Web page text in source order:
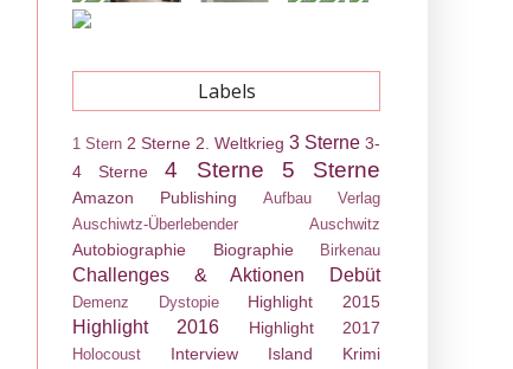
Labels
1 Stern 2 Sterne 2. Weltkrieg 3 Sterne 3-
4 Sterne
4 Sterne 5 Sterne
Amazon Publishing
Aufbau Verlag
Auschiwtz-Überlebender
Auschwitz
Autobiographie Biographie Birkenau
Challenges & Aktionen Debüt
Demenz Dystopie Highlight 2015
Highlight 2016 Highlight 2017
Holocoust Interview
Island Krimi